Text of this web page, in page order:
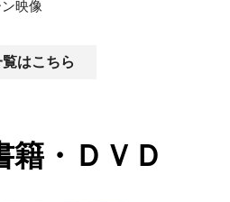
映像
はこちら
籍・ＤＶＤ